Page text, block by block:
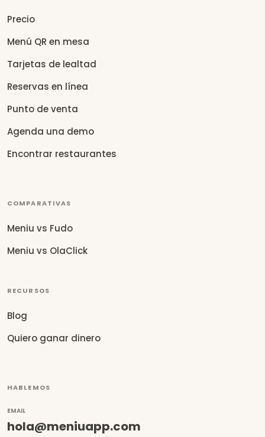
Precio
Menú QR en mesa
Tarjetas de lealtad
Reservas en línea
Punto de venta
Agenda una demo
Encontrar restaurantes
COMPARATIVAS
Meniu vs Fudo
Meniu vs OlaClick
RECURSOS
Blog
Quiero ganar dinero
HABLEMOS
EMAIL
hola@meniuapp.com